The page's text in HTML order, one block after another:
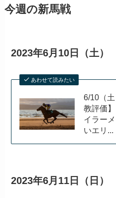
今週の新馬戦
2023年6月10日（土）
あわせて読みたい
6/10（
教評価
イラー
いエリ...
2023年6月11日（日）